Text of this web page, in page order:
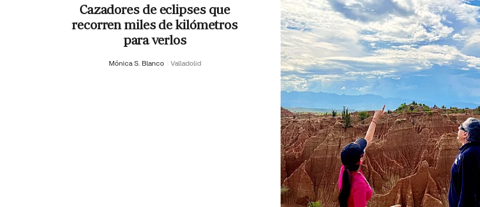
Cazadores de eclipses que
recorren miles de kilómetros
para verlos
Mónica S. Blanco Valladolid